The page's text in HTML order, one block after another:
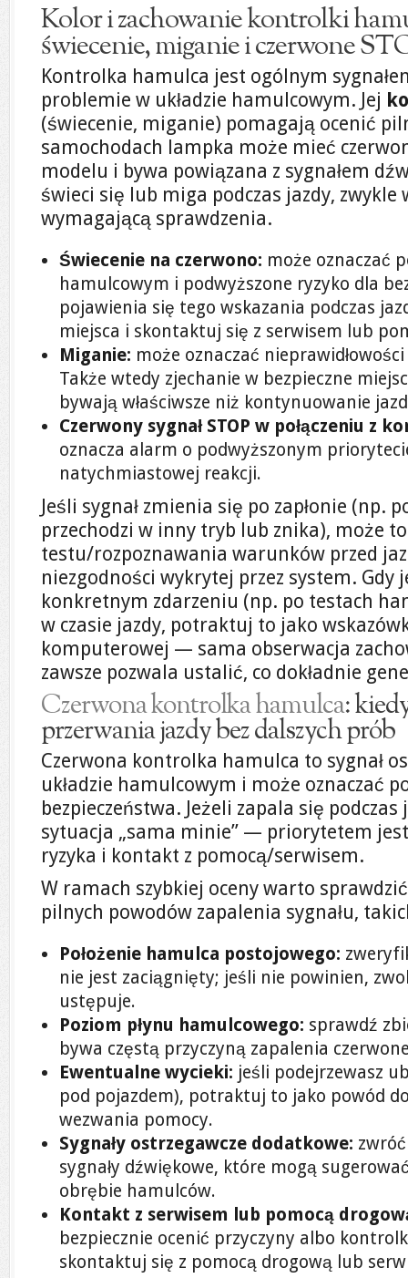
Kolor i zachowanie kontrolki
świecenie, miganie i czerwone
Kontrolka hamulca jest ogólnym
problemie w układzie hamulcowym. Jej
(świecenie, miganie) pomagają ocenić
samochodach lampka może mieć
modelu i bywa powiązana z sygnałem
świeci się lub miga podczas jazdy,
wymagającą sprawdzenia.
Świecenie na czerwono: może oznaczać
hamulcowym i podwyższone ryzyko dla
pojawienia się tego wskazania podczas
miejsca i skontaktuj się z serwisem lub
Miganie: może oznaczać
Także wtedy zjechanie w bezpieczne
bywają właściwsze niż kontynuowanie
Czerwony sygnał STOP w połączeniu z
oznacza alarm o podwyższonym
natychmiastowej reakcji.
Jeśli sygnał zmienia się po zapłonie (np.
przechodzi w inny tryb lub znika), może
testu/rozpoznawania warunków przed
niezgodności wykrytej przez system. Gdy
konkretnym zdarzeniu (np. po testach
w czasie jazdy, potraktuj to jako
komputerowej — sama obserwacja
zawsze pozwala ustalić, co dokładnie
Czerwona kontrolka hamulca:
przerwania jazdy bez dalszych prób
Czerwona kontrolka hamulca to sygnał
układzie hamulcowym i może oznaczać
bezpieczeństwa. Jeżeli zapala się podczas
sytuacja „sama minie” — priorytetem
ryzyka i kontakt z pomocą/serwisem.
W ramach szybkiej oceny warto
pilnych powodów zapalenia sygnału,
Położenie hamulca postojowego:
nie jest zaciągnięty; jeśli nie powinien,
ustępuje.
Poziom płynu hamulcowego: sprawdź
bywa częstą przyczyną zapalenia
Ewentualne wycieki: jeśli podejrzewasz
pod pojazdem), potraktuj to jako powód
wezwania pomocy.
Sygnały ostrzegawcze dodatkowe:
sygnały dźwiękowe, które mogą
obrębie hamulców.
Kontakt z serwisem lub pomocą
bezpiecznie ocenić przyczyny albo
skontaktuj się z pomocą drogową lub